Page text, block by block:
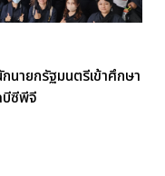
นายกรัฐมนตรีเข้าศึกษา
บีซีพีจี